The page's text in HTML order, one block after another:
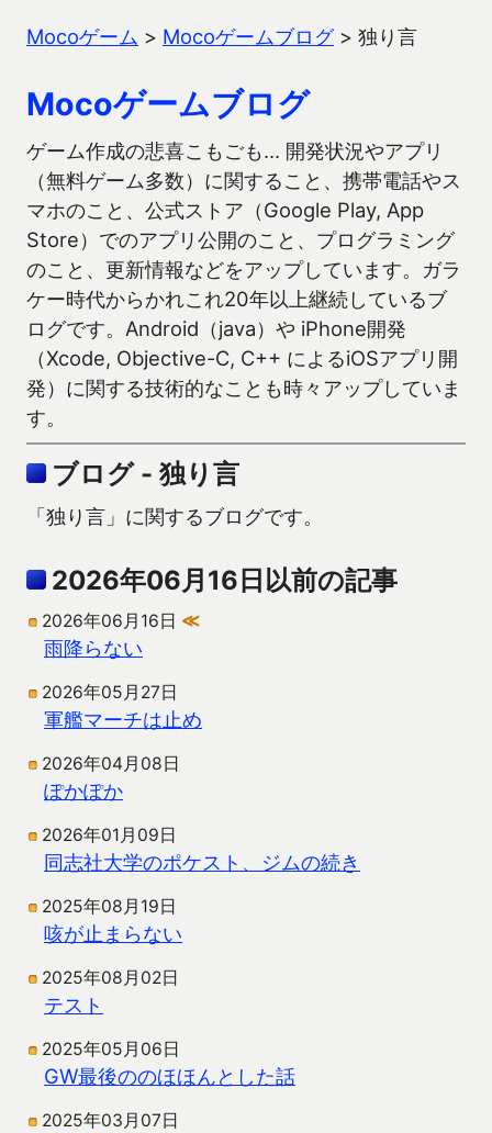
Mocoゲーム > Mocoゲームブログ> 独り言
Mocoゲームブログ
ゲーム作成の悲喜こもごも… 開発状況やアプリ
（無料ゲーム多数）に関すること、携帯電話やス
マホのこと、公式ストア（Google Play, App
Store）でのアプリ公開のこと、プログラミング
のこと、更新情報などをアップしています。ガラ
ケー時代からかれこれ20年以上継続しているブ
ログです。Android（java）や iPhone開発
（Xcode, Objective-C, C++ によるiOSアプリ開
発）に関する技術的なことも時々アップしていま
す。
ブログ - 独り言
「独り言」に関するブログです。
2026年06月16日以前の記事
2026年06月16日 ≪
雨降らない
2026年05月27日
軍艦マーチは止め
2026年04月08日
ぽかぽか
2026年01月09日
同志社大学のポケスト、ジムの続き
2025年08月19日
咳が止まらない
2025年08月02日
テスト
2025年05月06日
GW最後ののほほんとした話
2025年03月07日